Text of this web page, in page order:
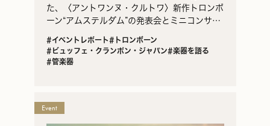
〈アントワンヌ・クルトワ〉新
作トロンボーン“アムステルダ
ム”発表会＆ミニコンサート
た、〈アントワンヌ・クルトワ〉新作トロンボ
ーン“アムステルダム”の発表会とミニコンサー
ト。設計思想やハーモニックブリッジの特徴、
実演で示された音色について詳しく紹介しま
#イベントレポート#トロンボーン
#ビュッフェ・クランポン・ジャパン#楽器を語る
#管楽器
Event